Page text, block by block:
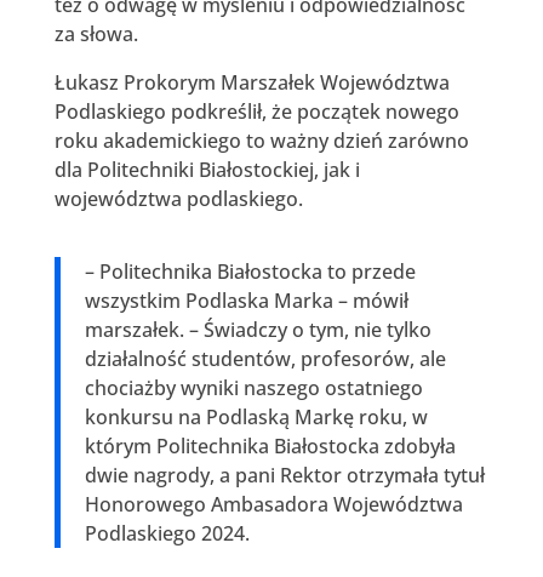
za słowa.
Łukasz Prokorym Marszałek Województwa
Podlaskiego podkreślił, że początek nowego
roku akademickiego to ważny dzień zarówno
dla Politechniki Białostockiej, jak i
województwa podlaskiego.
– Politechnika Białostocka to przede
wszystkim Podlaska Marka – mówił
marszałek. – Świadczy o tym, nie tylko
działalność studentów, profesorów, ale
chociażby wyniki naszego ostatniego
konkursu na Podlaską Markę roku, w
którym Politechnika Białostocka zdobyła
dwie nagrody, a pani Rektor otrzymała tytuł
Honorowego Ambasadora Województwa
Podlaskiego 2024.